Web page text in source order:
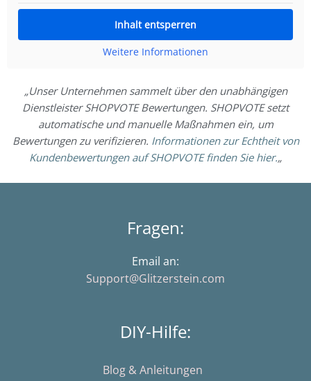
Inhalt entsperren
Weitere Informationen
„Unser Unternehmen sammelt über den unabhängigen
Dienstleister SHOPVOTE Bewertungen. SHOPVOTE setzt
automatische und manuelle Maßnahmen ein, um
Bewertungen zu verifizieren. Informationen zur Echtheit von
Kundenbewertungen auf SHOPVOTE finden Sie hier.„
Fragen:
Email an:
Support@Glitzerstein.com
DIY-Hilfe:
Blog & Anleitungen